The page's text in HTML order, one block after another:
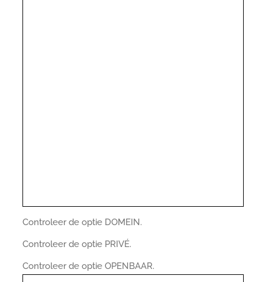
Controleer de optie DOMEIN.
Controleer de optie PRIVÉ.
Controleer de optie OPENBAAR.